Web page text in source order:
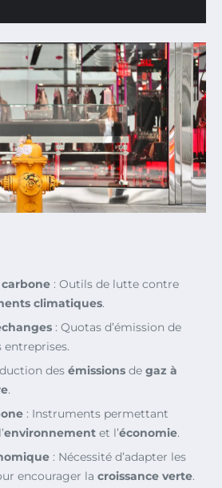
: Outils de lutte contre
climatiques.
: Quotas d’émission de
entreprises.
des émissions de gaz à
.
: Instruments permettant
environnement et l’économie.
: Nécessité d’adapter les
encourager la croissance verte.